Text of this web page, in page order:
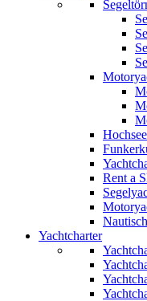
Rent a
Yachtcharter